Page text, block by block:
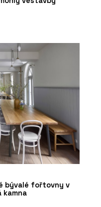
bývalé fořtovny v
kamna